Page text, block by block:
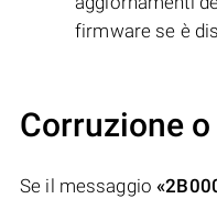
firmware se è
Corruzione
Se il messaggio